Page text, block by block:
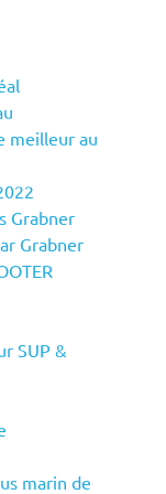
meilleur au
Grabner
Grabner
SUP &
marin de